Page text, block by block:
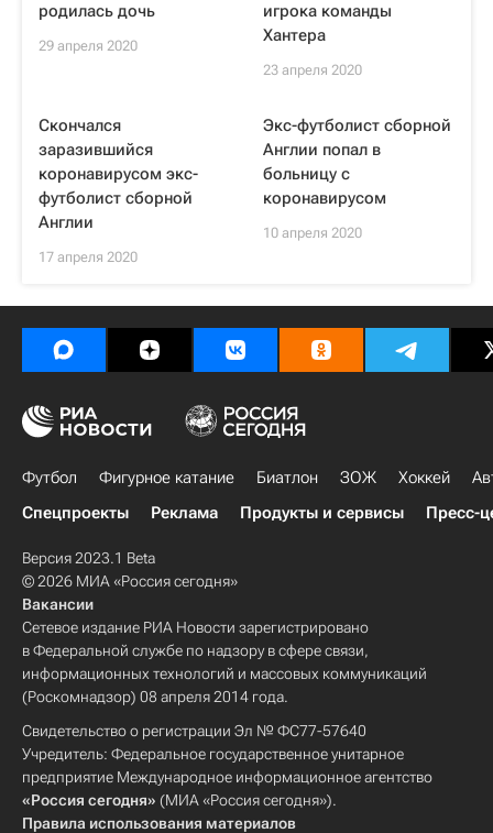
родилась дочь
29 апреля 2020
игрока команды
Хантера
23 апреля 2020
Скончался
заразившийся
коронавирусом экс-
футболист сборной
Англии
17 апреля 2020
Экс-футболист сборной
Англии попал в
больницу с
коронавирусом
10 апреля 2020
Футбол Фигурное катание Биатлон ЗОЖ Хоккей
Спецпроекты
Реклама Продукты и сервисы Пресс-
Версия 2023.1 Beta
© 2026 МИА «Россия сегодня»
Вакансии
Сетевое издание РИА Новости зарегистрировано
в Федеральной службе по надзору в сфере связи,
информационных технологий и массовых коммуникаций
(Роскомнадзор) 08 апреля 2014 года.
Свидетельство о регистрации Эл № ФС77-57640
Учредитель: Федеральное государственное унитарное
предприятие Международное информационное агентство
«Россия сегодня» (МИА «Россия сегодня»).
Правила использования материалов